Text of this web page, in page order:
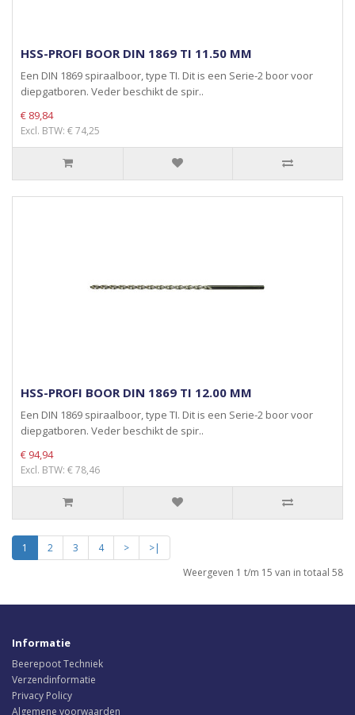
HSS-PROFI BOOR DIN 1869 TI 11.50 MM
Een DIN 1869 spiraalboor, type TI. Dit is een Serie-2 boor voor
diepgatboren. Veder beschikt de spir..
€ 89,84
Excl. BTW: € 74,25
HSS-PROFI BOOR DIN 1869 TI 12.00 MM
Een DIN 1869 spiraalboor, type TI. Dit is een Serie-2 boor voor
diepgatboren. Veder beschikt de spir..
€ 94,94
Excl. BTW: € 78,46
1 2 3 4 >
>|
Weergeven 1 t/m 15 van in totaal 58
Informatie
Beerepoot Techniek
Verzendinformatie
Privacy Policy
Algemene voorwaarden